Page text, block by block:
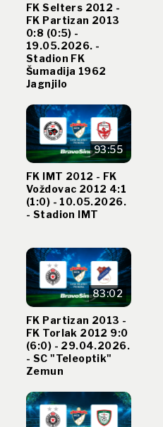
FK Selters 2012 -
FK Partizan 2013
0:8 (0:5) -
19.05.2026. -
Stadion FK
Šumadija 1962
Jagnjilo
93:55
FK IMT 2012 - FK
Voždovac 2012 4:1
(1:0) - 10.05.2026.
- Stadion IMT
83:02
FK Partizan 2013 -
FK Torlak 2012 9:0
(6:0) - 29.04.2026.
- SC "Teleoptik"
Zemun